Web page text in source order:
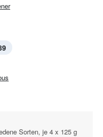
Sorten, je 4 x 125 g